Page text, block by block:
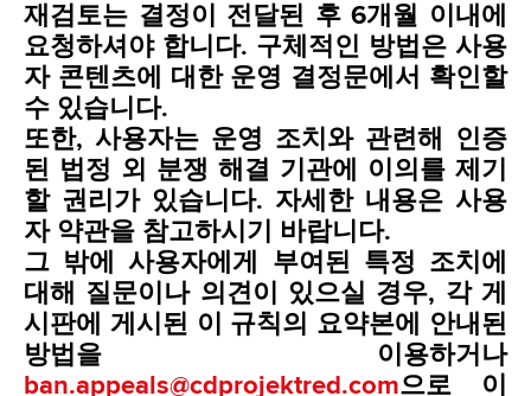
재검토는 결정이 전달된 후 6개월 이내에
요청하셔야 합니다. 구체적인 방법은 사용
자 콘텐츠에 대한 운영 결정문에서 확인할
수 있습니다.
또한, 사용자는 운영 조치와 관련해 인증
된 법정 외 분쟁 해결 기관에 이의를 제기
할 권리가 있습니다. 자세한 내용은 사용
자 약관을 참고하시기 바랍니다.
그 밖에 사용자에게 부여된 특정 조치에
대해 질문이나 의견이 있으실 경우, 각 게
시판에 게시된 이 규칙의 요약본에 안내된
방법을 이용하거나
ban.appeals@cdprojektred.com으로 이